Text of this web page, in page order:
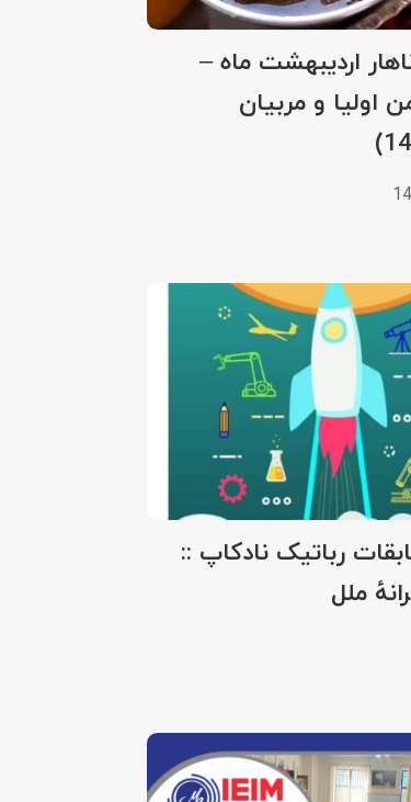
اردیبهشت ماه –
اولیا و مربیان
رباتیک نادکاپ ::
ملل